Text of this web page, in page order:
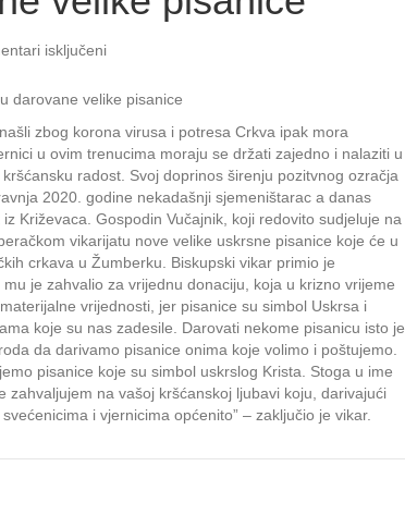
isključeniza
svemu
lijepih
vijesti
–
Vikarijatu
darovane
velike
pisanice
darovane velike pisanice
zbog korona virusa i potresa Crkva ipak mora
u ovim trenucima moraju se držati zajedno i nalaziti u
radost. Svoj doprinos širenju pozitvnog ozračja
2020. godine nekadašnji sjemeništarac a danas
Križevaca. Gospodin Vučajnik, koji redovito sudjeluje na
vikarijatu nove velike uskrsne pisanice koje će u
crkava u Žumberku. Biskupski vikar primio je
je zahvalio za vrijednu donaciju, koja u krizno vrijeme
vrijednosti, jer pisanice su simbol Uskrsa i
koje su nas zadesile. Darovati nekome pisanicu isto je
da darivamo pisanice onima koje volimo i poštujemo.
pisanice koje su simbol uskrslog Krista. Stoga u ime
zahvaljujem na vašoj kršćanskoj ljubavi koju, darivajući
i vjernicima općenito” – zaključio je vikar.